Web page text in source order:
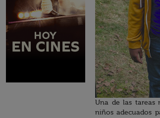
Una de las tareas
niños adecuados